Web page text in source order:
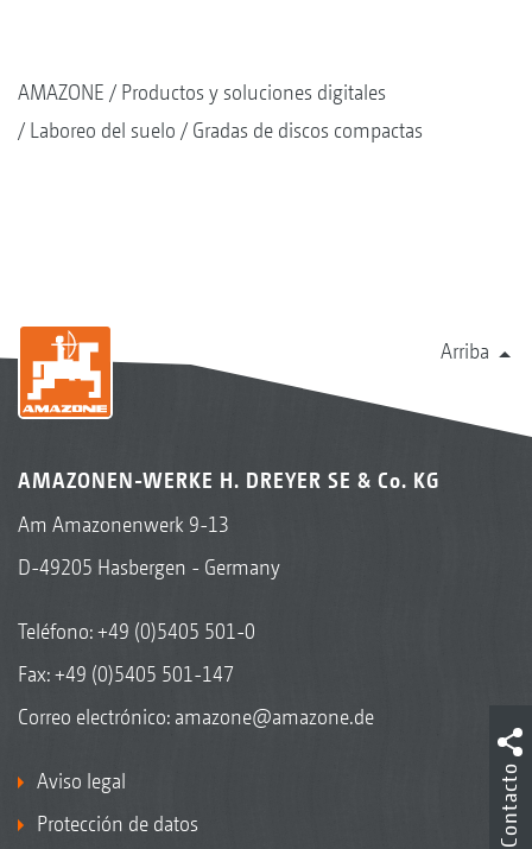
AMAZONE
Productos y soluciones digitales
Laboreo del suelo
Gradas de discos compactas
Arriba
AMAZONEN-WERKE H. DREYER SE & Co. KG
Am Amazonenwerk 9-13
D-49205 Hasbergen - Germany
Teléfono:+49 (0)5405 501-0
Fax: +49 (0)5405 501-147
Correo electrónico: amazone@amazone.de
Aviso legal
Protección de datos
Contacto